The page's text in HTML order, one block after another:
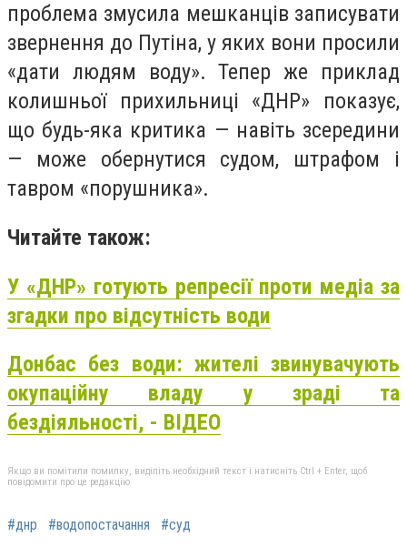
проблема змусила мешканців записувати
звернення до Путіна, у яких вони просили
«дати людям воду». Тепер же приклад
колишньої прихильниці «ДНР» показує,
що будь-яка критика — навіть зсередини
— може обернутися судом, штрафом і
тавром «порушника».
Читайте також:
У «ДНР» готують репресії проти медіа за
згадки про відсутність води
Донбас без води: жителі звинувачують
окупаційну владу у зраді та
бездіяльності, - ВІДЕО
Якщо ви помітили помилку, виділіть необхідний текст і натисніть Ctrl + Enter, щоб
повідомити про це редакцію
#днр #водопостачання #суд